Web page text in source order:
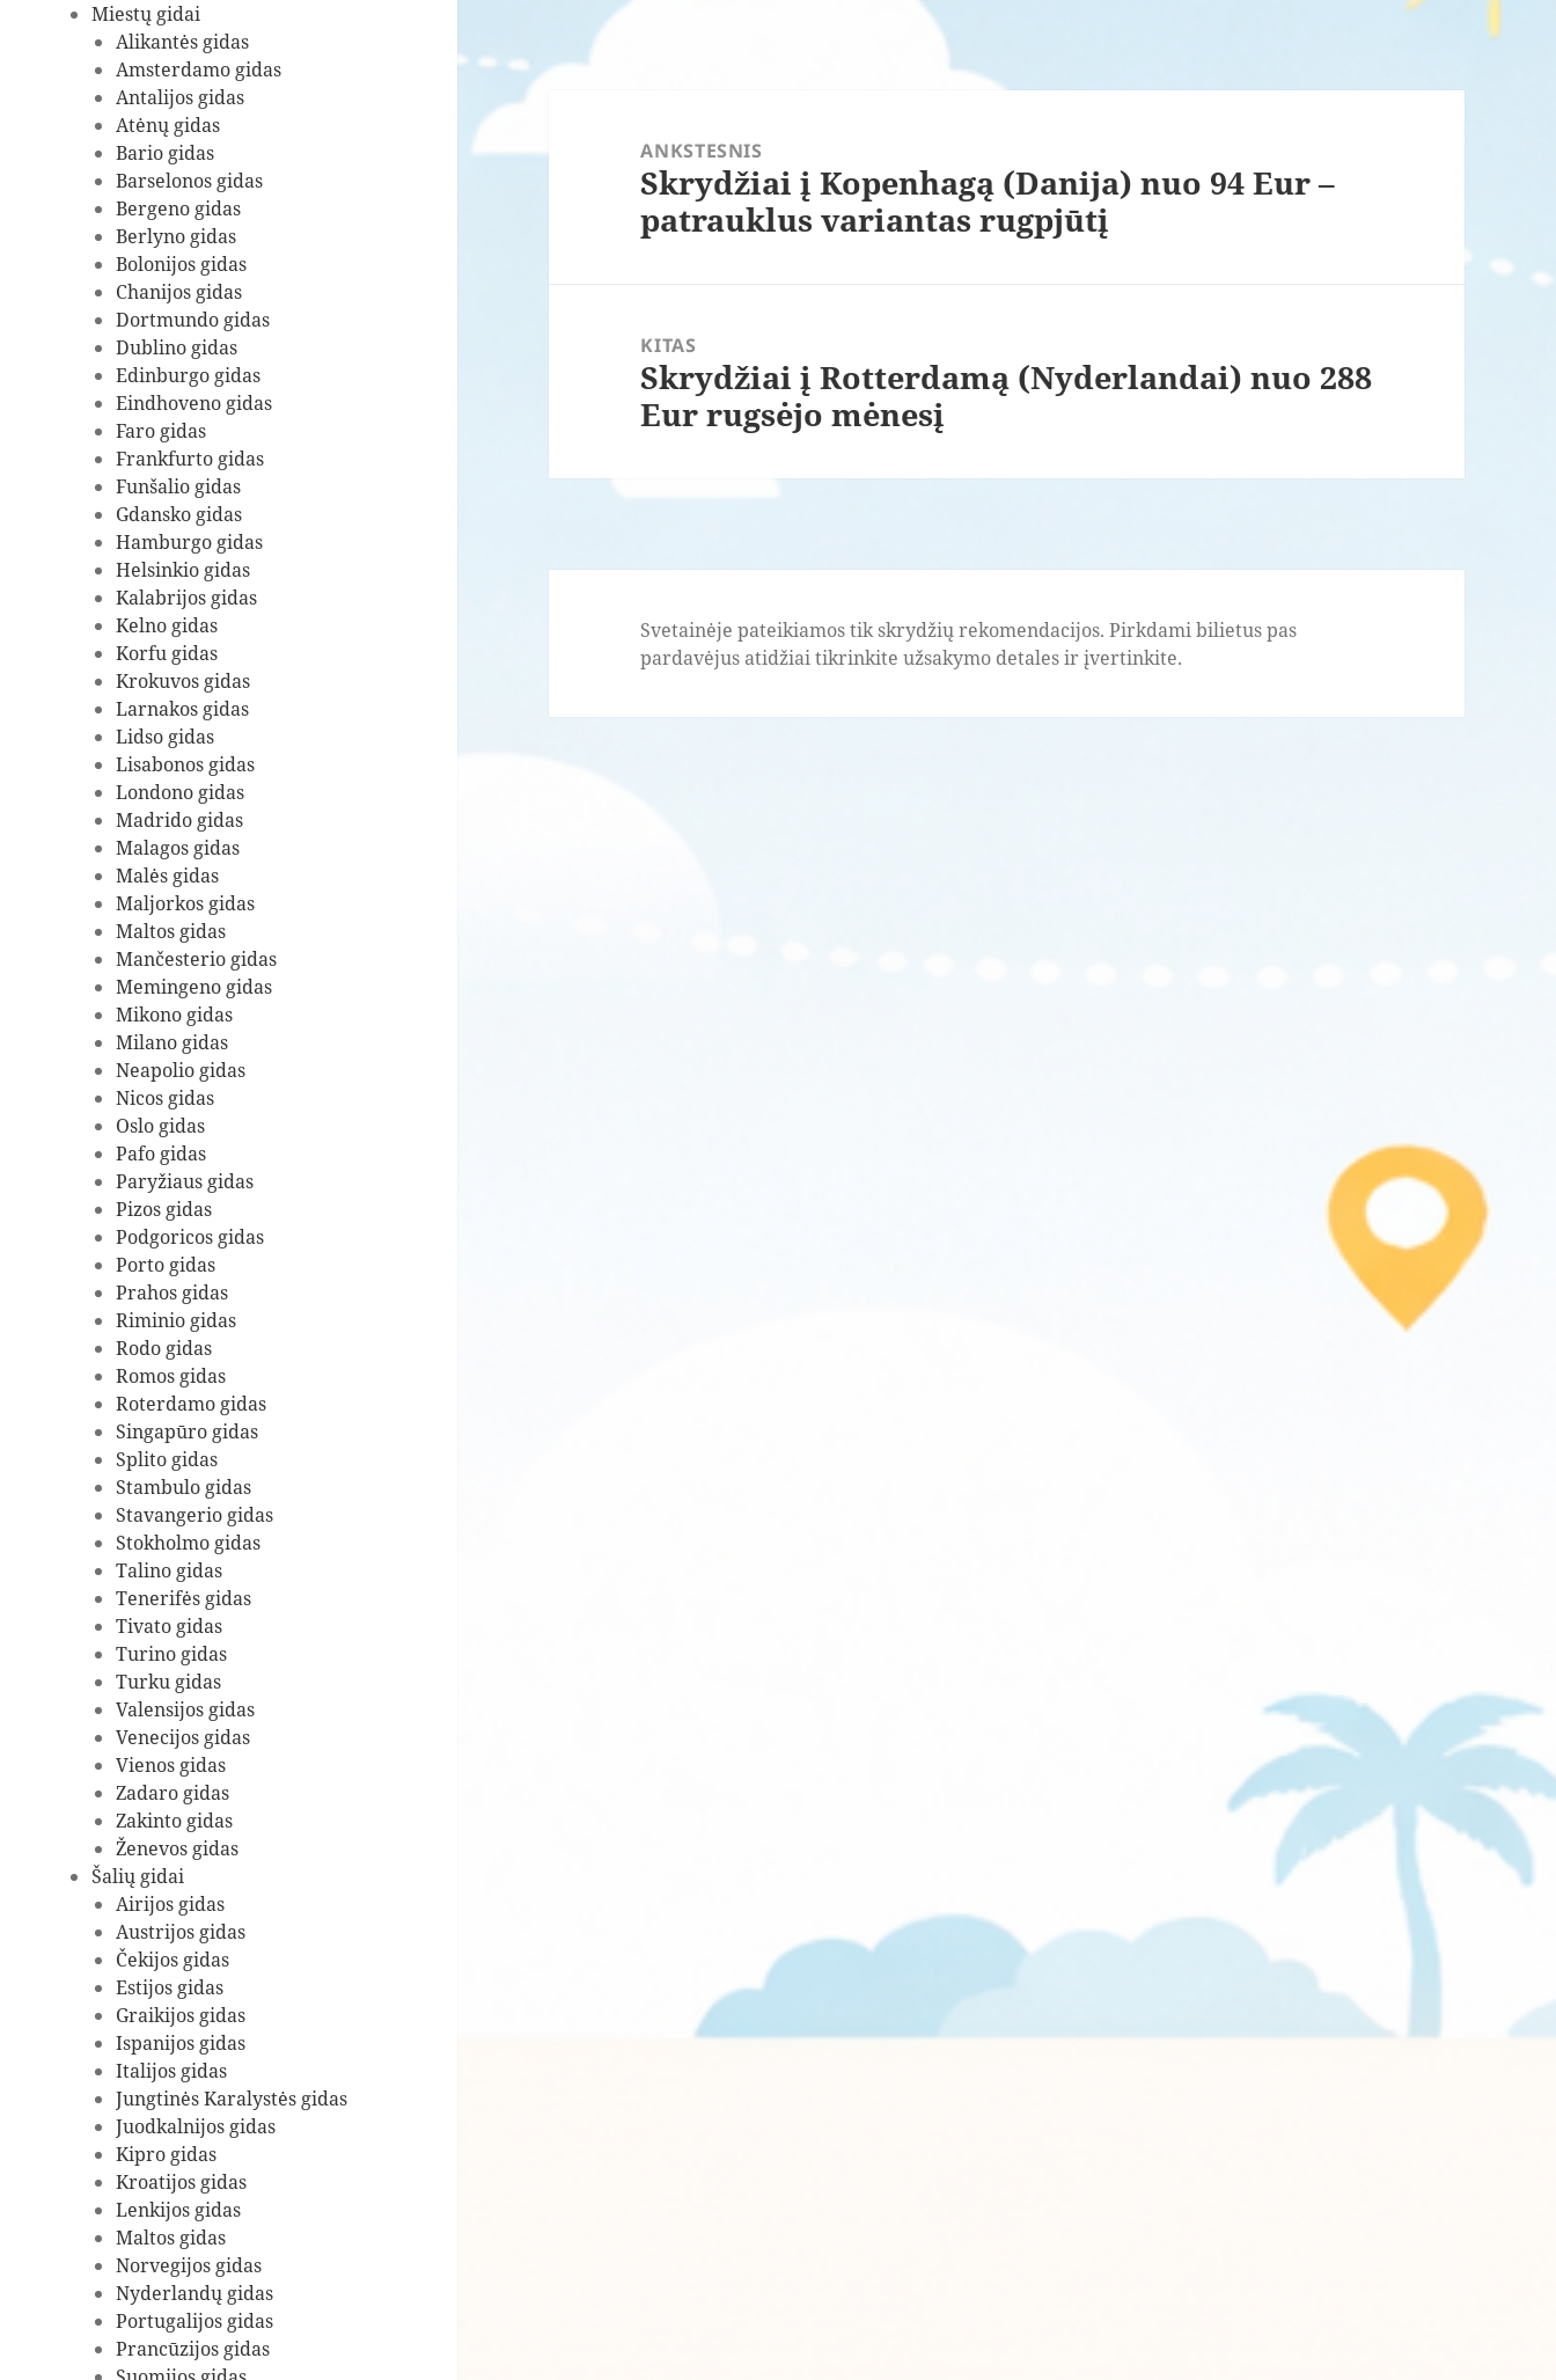
Miestų gidai
Alikantės gidas
Amsterdamo gidas
Antalijos gidas
Atėnų gidas
Bario gidas
Barselonos gidas
Bergeno gidas
Berlyno gidas
Bolonijos gidas
Chanijos gidas
Dortmundo gidas
Dublino gidas
Edinburgo gidas
Eindhoveno gidas
Faro gidas
Frankfurto gidas
Funšalio gidas
Gdansko gidas
Hamburgo gidas
Helsinkio gidas
Kalabrijos gidas
Kelno gidas
Korfu gidas
Krokuvos gidas
Larnakos gidas
Lidso gidas
Lisabonos gidas
Londono gidas
Madrido gidas
Malagos gidas
Malės gidas
Maljorkos gidas
Maltos gidas
Mančesterio gidas
Memingeno gidas
Mikono gidas
Milano gidas
Neapolio gidas
Nicos gidas
Oslo gidas
Pafo gidas
Paryžiaus gidas
Pizos gidas
Podgoricos gidas
Porto gidas
Prahos gidas
Riminio gidas
Rodo gidas
Romos gidas
Roterdamo gidas
Singapūro gidas
Splito gidas
Stambulo gidas
Stavangerio gidas
Stokholmo gidas
Talino gidas
Tenerifės gidas
Tivato gidas
Turino gidas
Turku gidas
Valensijos gidas
Venecijos gidas
Vienos gidas
Zadaro gidas
Zakinto gidas
Ženevos gidas
Šalių gidai
Airijos gidas
Austrijos gidas
Čekijos gidas
Estijos gidas
Graikijos gidas
Ispanijos gidas
Italijos gidas
Jungtinės Karalystės gidas
Juodkalnijos gidas
Kipro gidas
Kroatijos gidas
Lenkijos gidas
Maltos gidas
Norvegijos gidas
Nyderlandų gidas
Portugalijos gidas
Prancūzijos gidas
ANKSTESNIS
Ankstesnis
įrašas:
Skrydžiai į Kopenhagą (Danija) nuo 94 Eur –
patrauklus variantas rugpjūtį
KITAS
Paskesnis
įrašas:
Skrydžiai į Rotterdamą (Nyderlandai) nuo 288
Eur rugsėjo mėnesį
Svetainėje pateikiamos tik skrydžių rekomendacijos. Pirkdami bilietus pas
pardavėjus atidžiai tikrinkite užsakymo detales ir įvertinkite.